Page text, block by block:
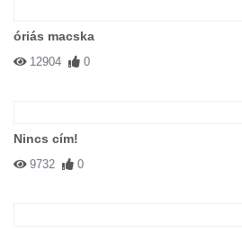
óriás macska
12904 0
Nincs cím!
9732 0